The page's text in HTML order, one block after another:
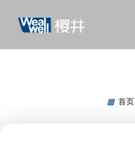
▩ 首页